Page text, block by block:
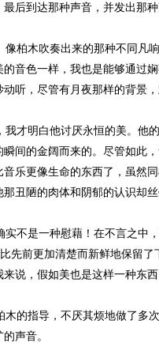
后到达那种声音，并发出那种
柏木吹奏出来的那种不同凡
音色一样，我也是能够通过
听，尽管有月夜那样的背景
才明白他讨厌永恒的美。他
间的金阔而来的。尽管如此
乐更像生命的东西了，虽然
丑陋的肉体和阴郁的认识却
不是一种慰藉！在不言之中
先前更加清楚而新鲜地保留
说，假如美也是这样一种东西
指导，不厌其烦地做了多次
声音。